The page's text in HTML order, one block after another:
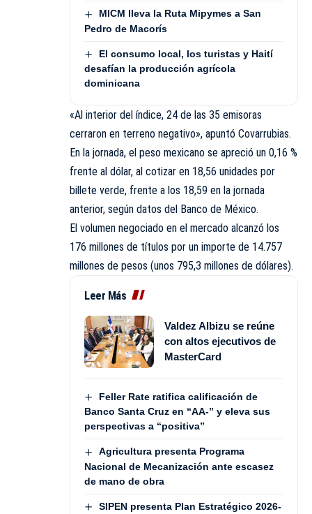
MICM lleva la Ruta Mipymes a San
Pedro de Macorís
El consumo local, los turistas y Haití
desafían la producción agrícola
dominicana
«Al interior del índice, 24 de las 35 emisoras
cerraron en terreno negativo», apuntó Covarrubias.
En la jornada, el peso mexicano se apreció un 0,16 %
frente al dólar, al cotizar en 18,56 unidades por
billete verde, frente a los 18,59 en la jornada
anterior, según datos del Banco de México.
El volumen negociado en el mercado alcanzó los
176 millones de títulos por un importe de 14.757
millones de pesos (unos 795,3 millones de dólares).
Leer Más
Valdez Albizu se reúne
con altos ejecutivos de
MasterCard
Feller Rate ratifica calificación de
Banco Santa Cruz en “AA-” y eleva sus
perspectivas a “positiva”
Agricultura presenta Programa
Nacional de Mecanización ante escasez
de mano de obra
SIPEN presenta Plan Estratégico 2026-